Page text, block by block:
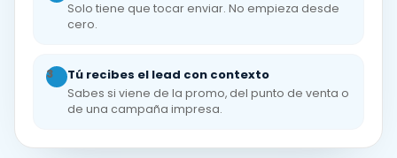
Solo tiene que tocar enviar. No empieza desde
cero.
3 Tú recibes el lead con contexto
Sabes si viene de la promo, del punto de venta o
de una campaña impresa.